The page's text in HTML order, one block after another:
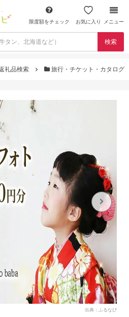
限度額をチェック お気に入り メニュー
検索
礼品検索 旅行・チケット・カタログ
出典：ふるなび